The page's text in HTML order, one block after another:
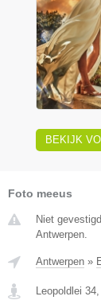
BEKIJK
Foto meeus
Niet
Antwerpen.
Antwerpen »
Leopoldlei 34